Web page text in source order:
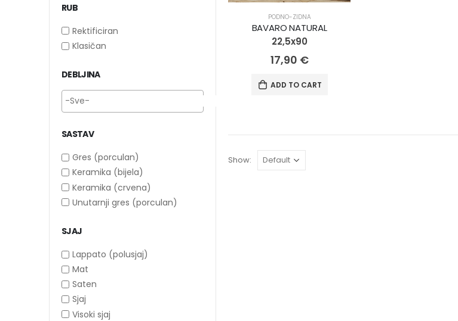
PODNO-ZIDNA
BAVARO NATURAL
22,5x90
17,90 €
ADD TO CART
Show:
RUB
Rektificiran
Klasičan
DEBLJINA
SASTAV
Gres (porculan)
Keramika (bijela)
Keramika (crvena)
Unutarnji gres (porculan)
SJAJ
Lappato (polusjaj)
Mat
Saten
Sjaj
Visoki sjaj